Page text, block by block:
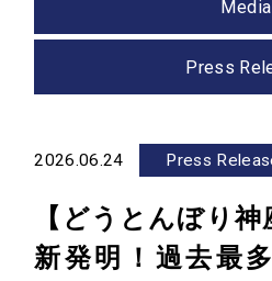
経営陣紹介
アクセス
グループ会社
2026.06.24 Press
【どうとんぼり
新発明！過去最
Media
Press